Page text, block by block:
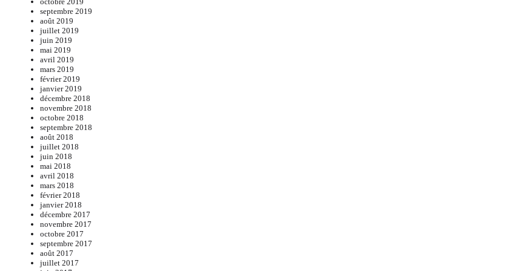
septembre 2019
août 2019
juillet 2019
juin 2019
mai 2019
avril 2019
mars 2019
février 2019
janvier 2019
décembre 2018
novembre 2018
octobre 2018
septembre 2018
août 2018
juillet 2018
juin 2018
mai 2018
avril 2018
mars 2018
février 2018
janvier 2018
décembre 2017
novembre 2017
octobre 2017
septembre 2017
août 2017
juillet 2017